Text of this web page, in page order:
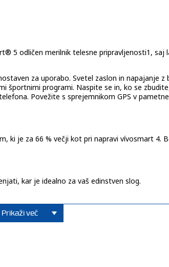
5 odličen merilnik telesne pripravljenosti1,
za uporabo. Svetel zaslon in napajanje
športnimi programi. Naspite se in, ko se
Povežite s sprejemnikom GPS v
ki je za 66 % večji kot pri napravi vívosmart 4.
kar je idealno za vaš edinstven slog.
7 dni v načinu pametne ure. Spremljajte svoje
Prikaži več